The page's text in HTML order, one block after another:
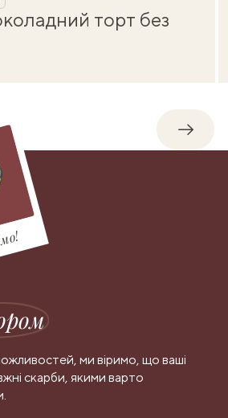
торт без
ми віримо, що ваші
скарби, якими варто